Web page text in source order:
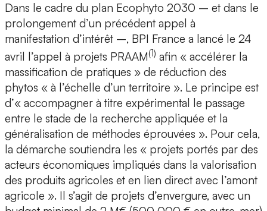
Dans le cadre du plan Ecophyto 2030 – et dans le
prolongement d’un précédent appel à
manifestation d’intérêt –, BPI France a lancé le 24
avril l’appel à projets PRAAM(1) afin « accélérer la
massification de pratiques » de réduction des
phytos « à l’échelle d’un territoire ». Le principe est
d’« accompagner à titre expérimental le passage
entre le stade de la recherche appliquée et la
généralisation de méthodes éprouvées ». Pour cela,
la démarche soutiendra les « projets portés par des
acteurs économiques impliqués dans la valorisation
des produits agricoles et en lien direct avec l’amont
agricole ». Il s’agit de projets d’envergure, avec un